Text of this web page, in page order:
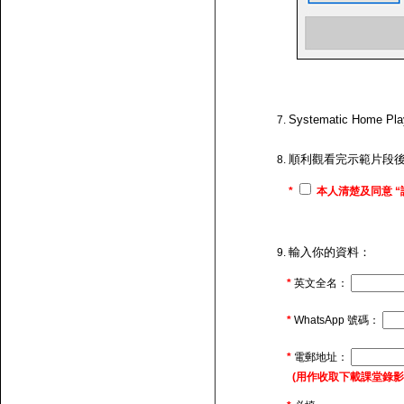
Systematic Home
順利觀看完示範片段
* 本人清楚及同意
輸入你的資料：
* 英文全名：
* WhatsApp 號碼：
* 電郵地址：
(用作收取下載課堂錄